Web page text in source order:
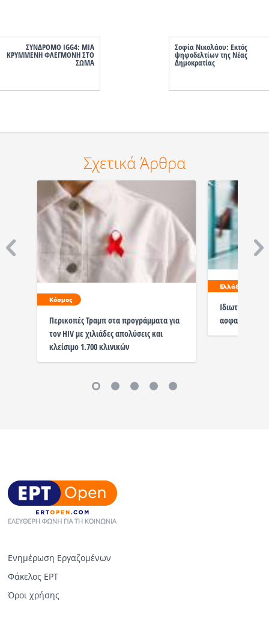
ΣΥΝΔΡΟΜΟ IGG4: ΜΙΑ
ΚΡΥΜΜΕΝΗ ΦΛΕΓΜΟΝΗ ΣΤΟ
ΣΩΜΑ
Σοφία Νικολάου: Εκτός
ψηφοδελτίων της Νέας
Δημοκρατίας
Σχετικά Άρθρα
Κόσμος
Περικοπές Τραμπ στα προγράμματα για
τον HIV με χιλιάδες απολύσεις και
κλείσιμο 1.700 κλινικών
Ελλάδα
Ιδιωτική
Ενημέρωση Εργαζομένων
Φάκελος ΕΡΤ
Όροι χρήσης